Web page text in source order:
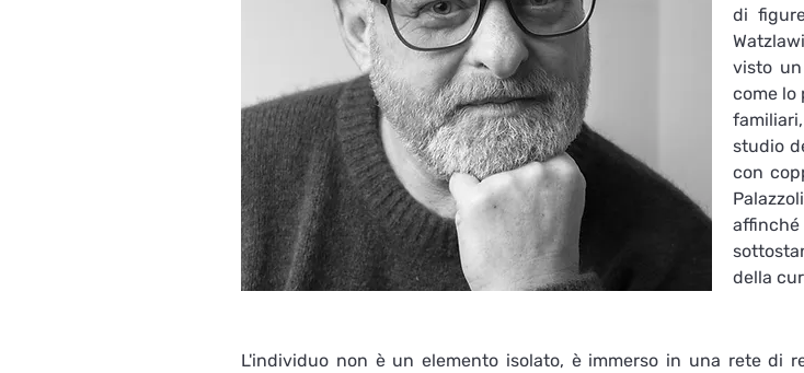
di
visto
come lo
studio
con
affinché
della
L'individuo non è un elemento isolato, è immerso in una rete di